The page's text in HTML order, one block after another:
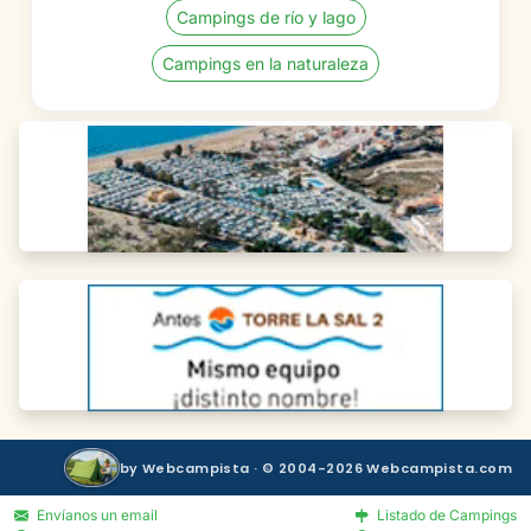
Campings de río y lago
Campings en la naturaleza
by Webcampista · © 2004-2026 Webcampista.com
Envíanos un email
Listado de Campings